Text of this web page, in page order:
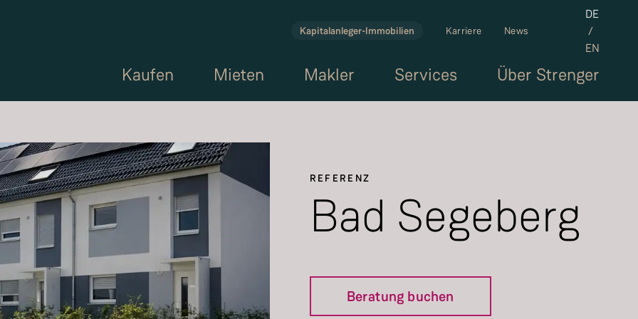
Kapitalanleger-Immobilien Karriere News
Set the
DE
/
EN
Kaufen Mieten Makler Services Über Strenger
REFERENZ
Bad Segeberg
Beratung buchen